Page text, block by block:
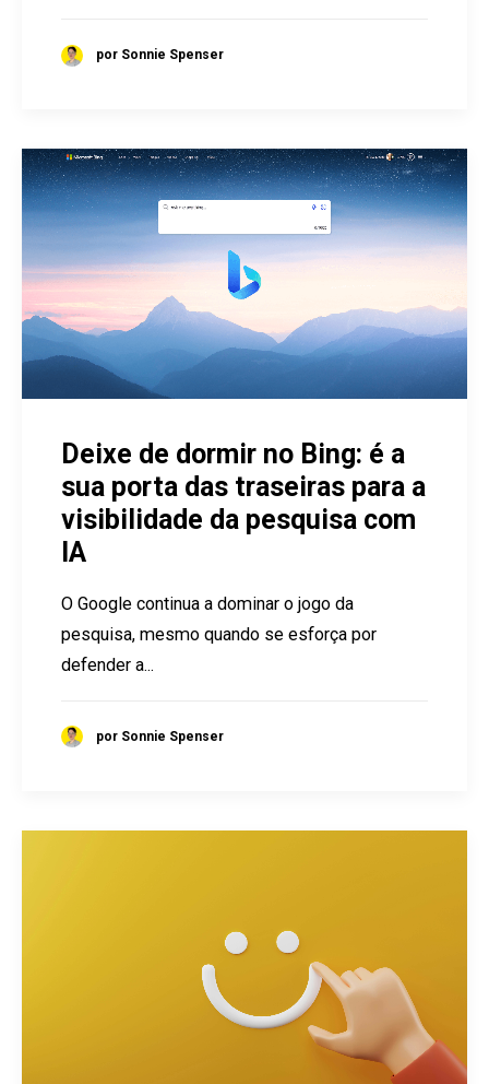
por Sonnie Spenser
Deixe de dormir no Bing: é a
sua porta das traseiras para a
visibilidade da pesquisa com
IA
O Google continua a dominar o jogo da
pesquisa, mesmo quando se esforça por
defender a...
por Sonnie Spenser